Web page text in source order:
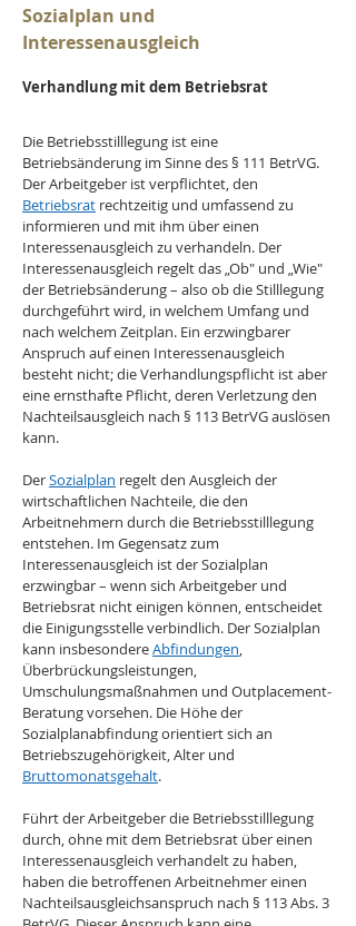
Sozialplan und
Interessenausgleich
Verhandlung mit dem Betriebsrat
Die Betriebsstilllegung ist eine
Betriebsänderung im Sinne des § 111 BetrVG.
Der Arbeitgeber ist verpflichtet, den
Betriebsrat rechtzeitig und umfassend zu
informieren und mit ihm über einen
Interessenausgleich zu verhandeln. Der
Interessenausgleich regelt das „Ob" und „Wie"
der Betriebsänderung – also ob die Stilllegung
durchgeführt wird, in welchem Umfang und
nach welchem Zeitplan. Ein erzwingbarer
Anspruch auf einen Interessenausgleich
besteht nicht; die Verhandlungspflicht ist aber
eine ernsthafte Pflicht, deren Verletzung den
Nachteilsausgleich nach § 113 BetrVG auslösen
kann.
Der Sozialplan regelt den Ausgleich der
wirtschaftlichen Nachteile, die den
Arbeitnehmern durch die Betriebsstilllegung
entstehen. Im Gegensatz zum
Interessenausgleich ist der Sozialplan
erzwingbar – wenn sich Arbeitgeber und
Betriebsrat nicht einigen können, entscheidet
die Einigungsstelle verbindlich. Der Sozialplan
kann insbesondere Abfindungen,
Überbrückungsleistungen,
Umschulungsmaßnahmen und Outplacement-
Beratung vorsehen. Die Höhe der
Sozialplanabfindung orientiert sich an
Betriebszugehörigkeit, Alter und
Bruttomonatsgehalt.
Führt der Arbeitgeber die Betriebsstilllegung
durch, ohne mit dem Betriebsrat über einen
Interessenausgleich verhandelt zu haben,
haben die betroffenen Arbeitnehmer einen
Nachteilsausgleichsanspruch nach § 113 Abs. 3